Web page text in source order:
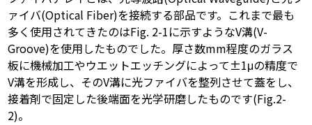
ァイバ(Optical Fiber)を接続する部品です。これまで最も
多く使用されてきたのはFig. 2-1に示すようなV溝(V-
Groove)を使用したものでした。厚さ数mm程度のガラス
板に機械加工やウエットエッチングによって±1μの精度で
V溝を形成し、そのV溝に光ファイバを整列させて蓋をし、
接着剤で固定した後端面を光学研磨したものです(Fig.2-
2)。